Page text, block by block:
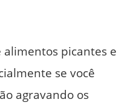
alimentos picantes e
se você
agravando os